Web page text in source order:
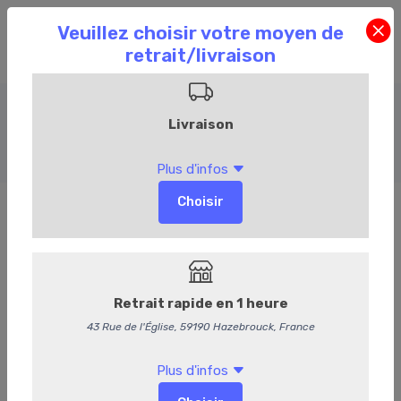
Boeuf